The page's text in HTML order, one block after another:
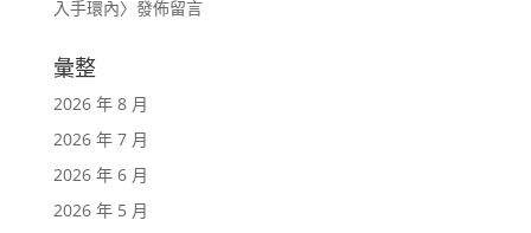
入手環內〉發佈留言
彙整
2026 年 8 月
2026 年 7 月
2026 年 6 月
2026 年 5 月